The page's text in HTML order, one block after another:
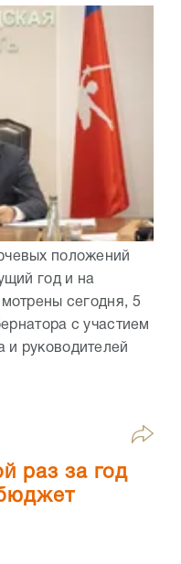
положений
год и на
сегодня, 5
с участием
и руководителей
раз за год